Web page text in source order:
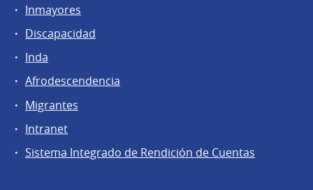
Inmayores
Discapacidad
Inda
Afrodescendencia
Migrantes
Intranet
Sistema Integrado de Rendición de Cuentas